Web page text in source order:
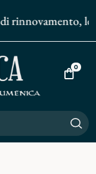
rinnovamento,
Vai
0